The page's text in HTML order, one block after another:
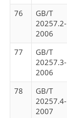
76
GB/T
20257.2-
2006
77
GB/T
20257.3-
2006
78
GB/T
20257.4-
2007